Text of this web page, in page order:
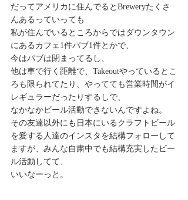
だってアメリカに住んでるとBreweryたくさ
んあるっていっても
私が住んでいるところからではダウンタウン
にあるカフェ1件パブ1件とかで、
今はパブは閉まってるし、
他は車で行く距離で、Takeoutやっているとこ
ろも限られてたり、やってても営業時間がイ
レギュラーだったりするしで、
なかなかビール活動できないんですよね。
その友達以外にも日本にいるクラフトビール
を愛する人達のインスタを結構フォローして
ますが、みんな自粛中でも結構充実したビー
ル活動してて、
いいなーっと。